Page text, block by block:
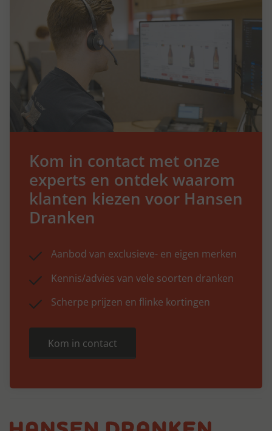
Kom in contact met onze
experts en ontdek waarom
klanten kiezen voor Hansen
Dranken
Aanbod van exclusieve- en eigen merken
Kennis/advies van vele soorten dranken
Scherpe prijzen en flinke kortingen
Kom in contact